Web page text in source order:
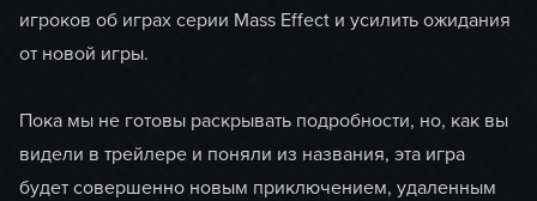
игроков об играх серии Mass Effect и усилить ожидания
от новой игры.
Пока мы не готовы раскрывать подробности, но, как вы
видели в трейлере и поняли из названия, эта игра
будет совершенно новым приключением, удаленным